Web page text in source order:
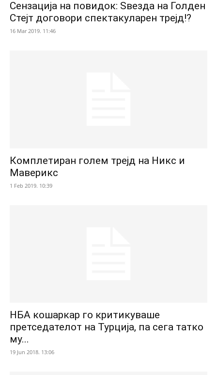
Сензација на повидок: Ѕвезда на Голден
Стејт договори спектакуларен трејд!?
16 Mar 2019. 11:46
Комплетиран голем трејд на Никс и
Маверикс
1 Feb 2019. 10:39
НБА кошаркар го критикуваше
претседателот на Турција, па сега татко
му...
19 Jun 2018. 13:06